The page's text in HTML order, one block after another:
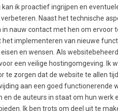
ik proactief ingrijpen en
Naast het technische
in nauw contact met hen om
het implementeren van nieuwe
en wensen. Als
een veilige hostingomgeving. Ik
te zorgen dat de website te allen
aan een goed functionerende
de auteurs in staat om hun werk
Ik ben trots om deel uit te